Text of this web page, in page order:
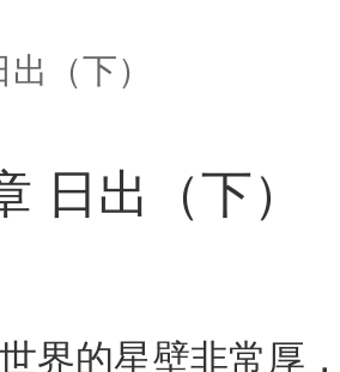
（下）
日出（下）
的星壁非常厚，